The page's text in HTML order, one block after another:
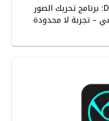
مراجعة تطبيق DreamFace: برنامج تحريك الصور
– تجربة لا محدودة